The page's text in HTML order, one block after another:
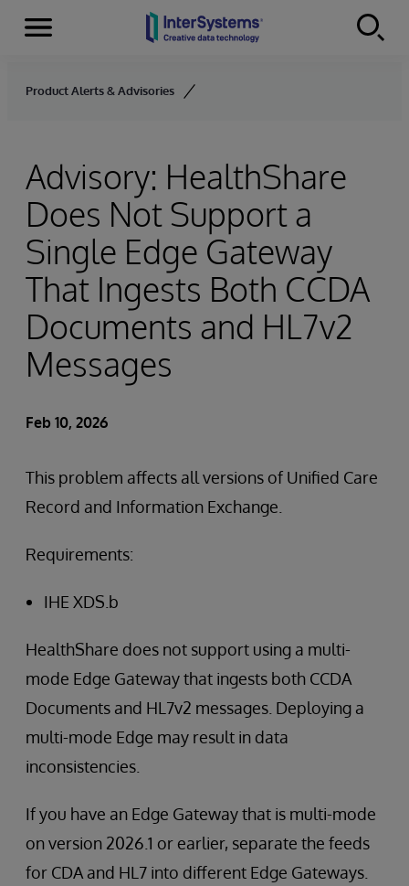
Skip to content
Menu
Product Alerts & Advisories
Advisory: HealthShare
Does Not Support a
Single Edge Gateway
That Ingests Both CCDA
Documents and HL7v2
Messages
Feb 10, 2026
This problem affects all versions of Unified Care
Record and Information Exchange.
Requirements:
IHE XDS.b
HealthShare does not support using a multi-
mode Edge Gateway that ingests both CCDA
Documents and HL7v2 messages. Deploying a
multi-mode Edge may result in data
inconsistencies.
If you have an Edge Gateway that is multi-mode
on version 2026.1 or earlier, separate the feeds
for CDA and HL7 into different Edge Gateways.